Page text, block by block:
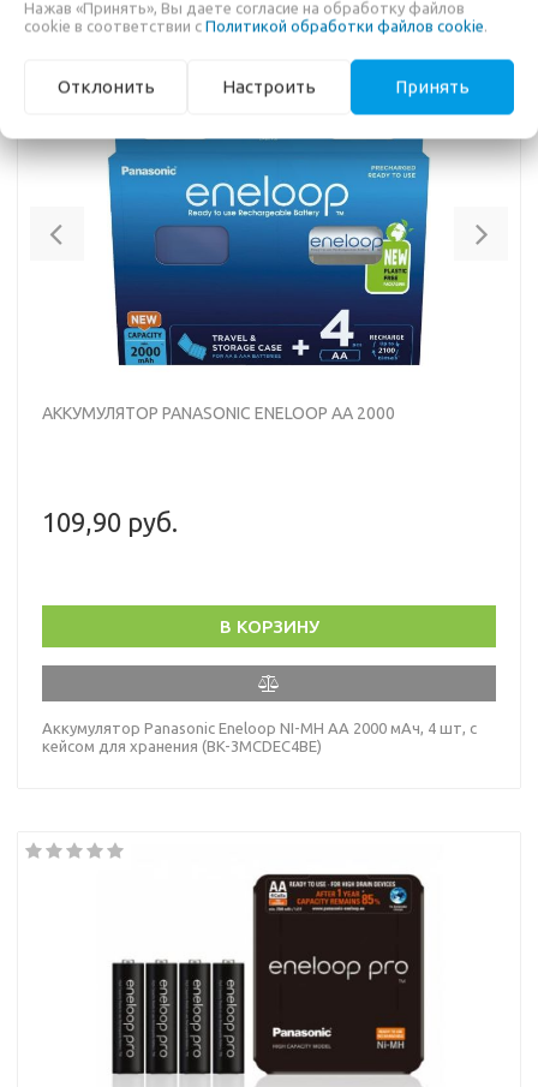
Previous
АККУМУЛЯТОР PANASONIC ENELOOP AA 2000
109,90 руб.
В КОРЗИНУ
Аккумулятор Panasonic Eneloop NI-MH AA 2000 мАч, 4 шт, с
кейсом для хранения (BK-3MCDEC4BE)
Нажав «Принять», Вы даете согласие на обработку файлов
cookie в соответствии с Политикой обработки файлов cookie.
Отклонить Настроить Принять